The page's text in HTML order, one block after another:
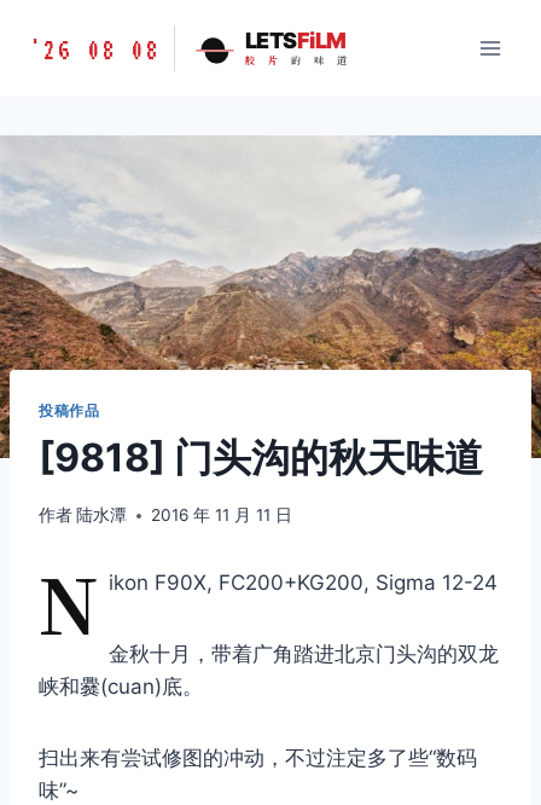
胶
味
LETSFILM
'26 08 08 LETSFiLM
胶 片 的 味 道
投稿作品
[9818] 门头沟的秋天味道
作者 陆水潭 2016 年 11 月 11 日
N ikon F90X, FC200+KG200, Sigma 12-24
金秋十月，带着广角踏进北京门头沟的双龙
峡和爨(cuan)底。
扫出来有尝试修图的冲动，不过注定多了些“数码
味”~